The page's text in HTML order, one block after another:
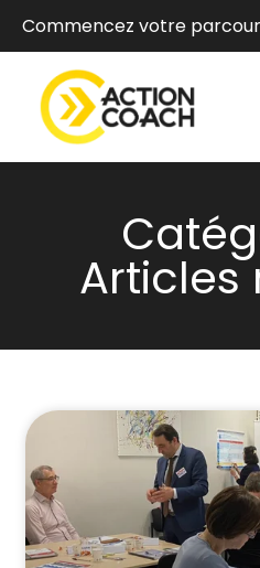
Commencez votre
Articles